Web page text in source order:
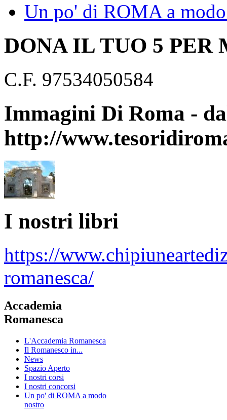
Un po' di ROMA a
DONA IL TUO 5 PER
C.F. 97534050584
Immagini Di Roma -
http://
I nostri libri
https://
romanesca/
Accademia
Romanesca
L'Accademia Romanesca
Il Romanesco in...
News
Spazio Aperto
I nostri corsi
I nostri concorsi
Un po' di ROMA a modo
nostro